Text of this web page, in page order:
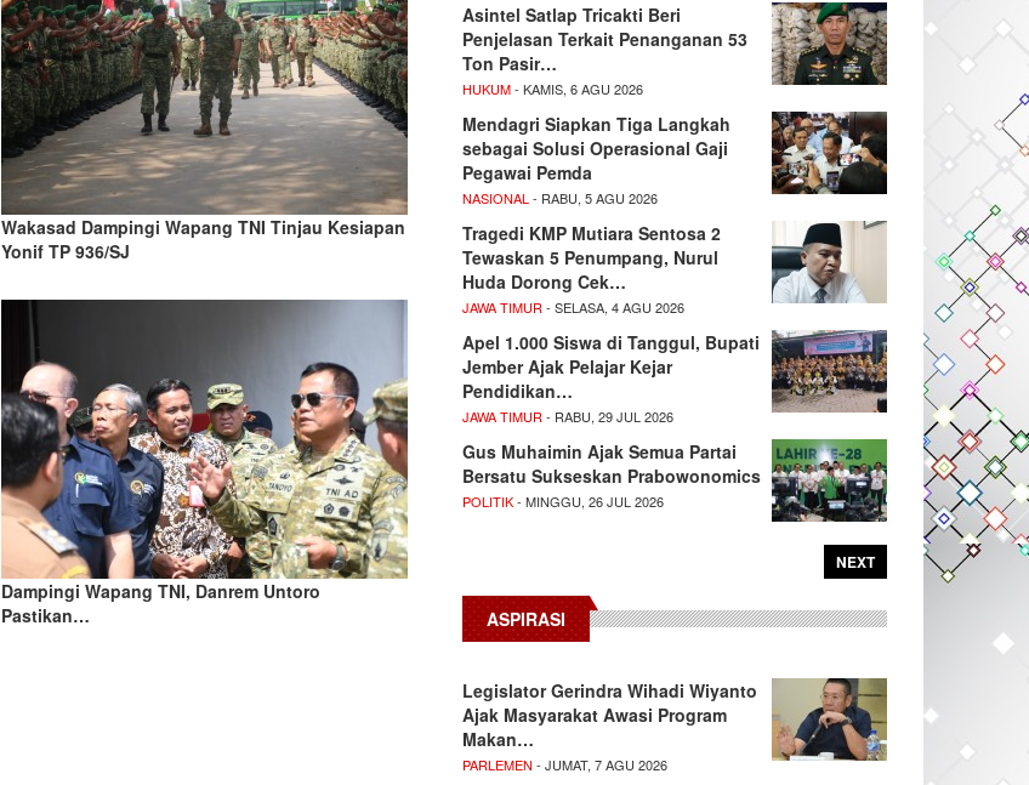
Wakasad Dampingi Wapang TNI Tinjau Kesiapan
Yonif TP 936/SJ
Dampingi Wapang TNI, Danrem Untoro
Pastikan…
Asintel Satlap Tricakti Beri
Penjelasan Terkait Penanganan 53
Ton Pasir…
HUKUM- KAMIS, 6 AGU 2026
Mendagri Siapkan Tiga Langkah
sebagai Solusi Operasional Gaji
Pegawai Pemda
NASIONAL - RABU, 5 AGU 2026
Tragedi KMP Mutiara Sentosa 2
Tewaskan 5 Penumpang, Nurul
Huda Dorong Cek…
JAWA TIMUR - SELASA, 4 AGU 2026
Apel 1.000 Siswa di Tanggul, Bupati
Jember Ajak Pelajar Kejar
Pendidikan…
JAWA TIMUR - RABU, 29 JUL 2026
Gus Muhaimin Ajak Semua Partai
Bersatu Sukseskan Prabowonomics
POLITIK- MINGGU, 26 JUL 2026
NEXT
ASPIRASI
Legislator Gerindra Wihadi Wiyanto
Ajak Masyarakat Awasi Program
Makan…
PARLEMEN - JUMAT, 7 AGU 2026